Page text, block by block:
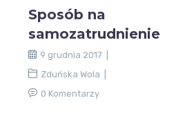
Sposób na
samozatrudnienie
9 grudnia 2017
Zduńska Wola
0 Komentarzy